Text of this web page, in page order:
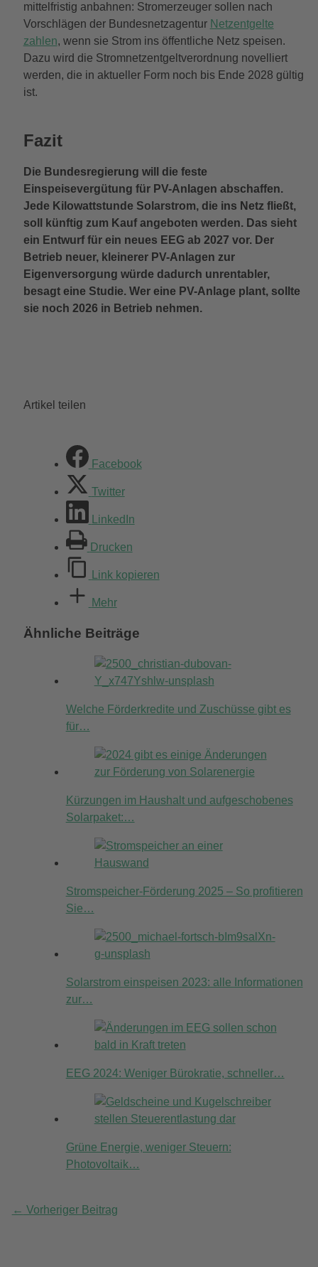
mittelfristig anbahnen: Stromerzeuger sollen nach
Vorschlägen der Bundesnetzagentur Netzentgelte
zahlen, wenn sie Strom ins öffentliche Netz speisen.
Dazu wird die Stromnetzentgeltverordnung novelliert
werden, die in aktueller Form noch bis Ende 2028 gültig
ist.
Fazit
Die Bundesregierung will die feste
Einspeisevergütung für PV-Anlagen abschaffen.
Jede Kilowattstunde Solarstrom, die ins Netz fließt,
soll künftig zum Kauf angeboten werden. Das sieht
ein Entwurf für ein neues EEG ab 2027 vor. Der
Betrieb neuer, kleinerer PV-Anlagen zur
Eigenversorgung würde dadurch unrentabler,
besagt eine Studie. Wer eine PV-Anlage plant, sollte
sie noch 2026 in Betrieb nehmen.
Artikel teilen
Facebook
Twitter
LinkedIn
Drucken
Link kopieren
Mehr
Ähnliche Beiträge
Welche Förderkredite und Zuschüsse gibt es
für…
Kürzungen im Haushalt und aufgeschobenes
Solarpaket:…
Stromspeicher-Förderung 2025 – So profitieren
Sie…
Solarstrom einspeisen 2023: alle Informationen
zur…
EEG 2024: Weniger Bürokratie, schneller…
Grüne Energie, weniger Steuern:
Photovoltaik…
← Vorheriger Beitrag